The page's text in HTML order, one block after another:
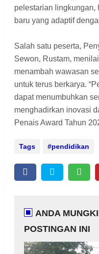
pelestarian lingkungan,
baru yang adaptif
Salah satu peserta,
Sewon, Rustam,
menambah wawasan
untuk terus berkarya.
dapat menumbuhkan
menghadirkan inovasi
Penais Award Tahun
Tags pendidikan
ANDA
POSTINGAN INI